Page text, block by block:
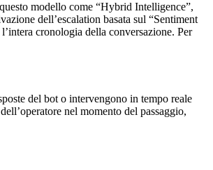
modello come “Hybrid Intelligence”,
dell’escalation basata sul “Sentiment
cronologia della conversazione. Per
del bot o intervengono in tempo reale
nel momento del passaggio,